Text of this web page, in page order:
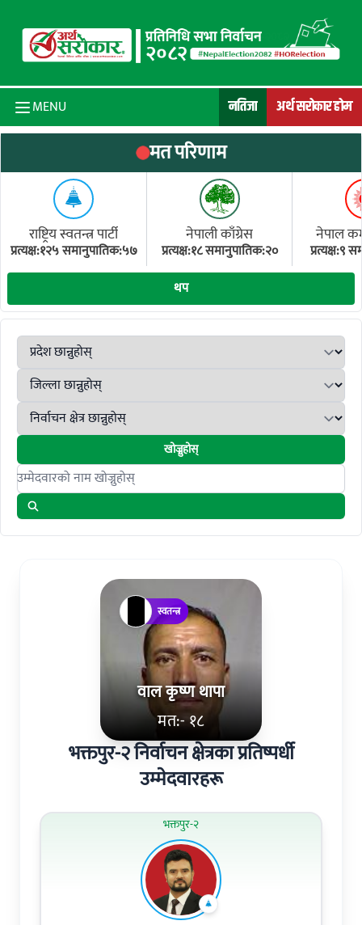
MENU नतिजा अर्थ सरोकार होम
मत परिणाम
राष्ट्रिय स्वतन्त्र पार्टी
प्रत्यक्ष:१२५ समानुपातिक:५७
नेपाली काँग्रेस
प्रत्यक्ष:१८ समानुपातिक:२०
नेपाल
प्रत्यक्ष:९
थप
खोज्नुहोस्
Search candidates
वाल कृष्ण थापा
मत:- १८
स्वतन्त्र
भक्तपुर-२ निर्वाचन क्षेत्रका प्रतिष्पर्धी
उम्मेदवारहरू
भक्तपुर-२